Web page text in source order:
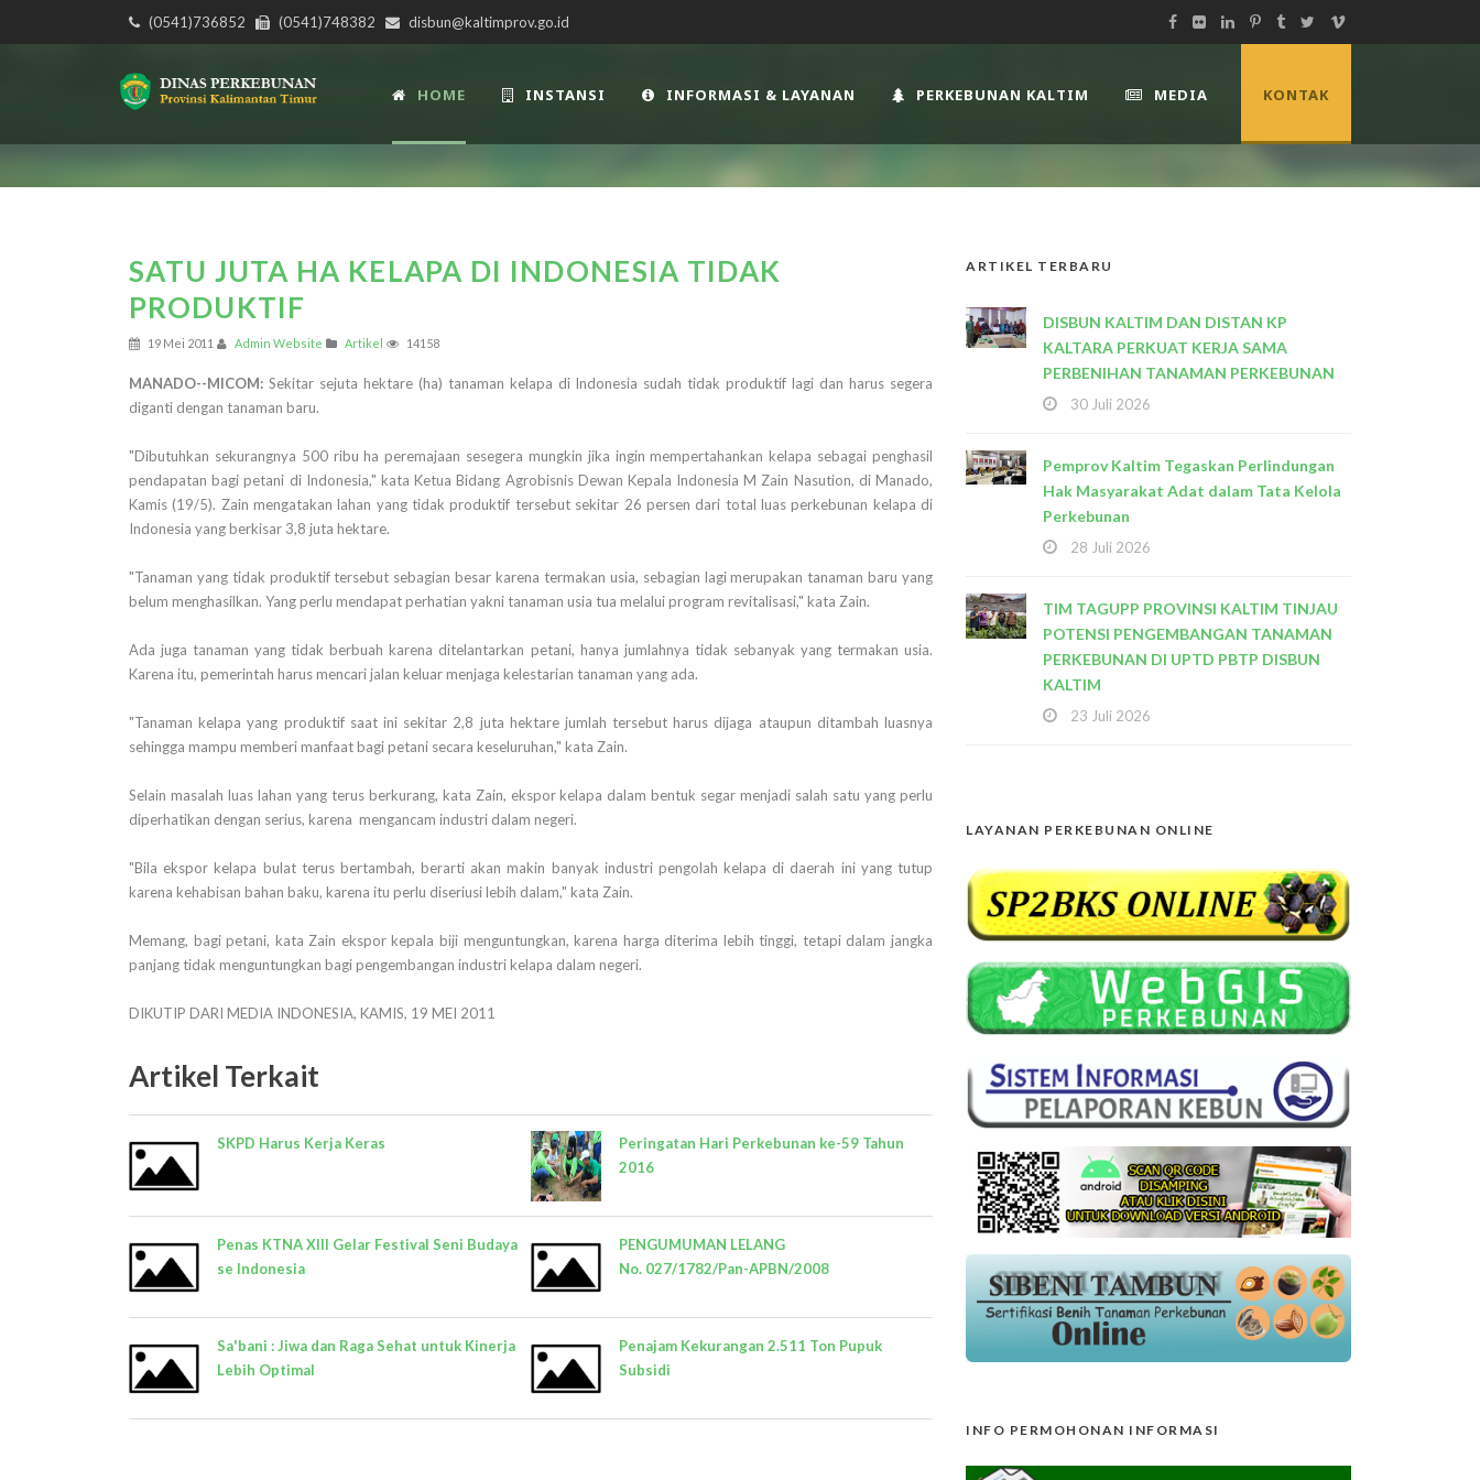
(0541)736852 (0541)748382 disbun@kaltimprov.go.id
HOME INSTANSI INFORMASI & LAYANAN PERKEBUNAN KALTIM MEDIA KONTAK
SATU JUTA HA KELAPA DI INDONESIA TIDAK
PRODUKTIF
19 Mei 2011 Admin Website Artikel 14158
MANADO--MICOM: Sekitar sejuta hektare (ha) tanaman kelapa di Indonesia sudah tidak produktif lagi dan harus segera
diganti dengan tanaman baru.
"Dibutuhkan sekurangnya 500 ribu ha peremajaan sesegera mungkin jika ingin mempertahankan kelapa sebagai penghasil
pendapatan bagi petani di Indonesia," kata Ketua Bidang Agrobisnis Dewan Kepala Indonesia M Zain Nasution, di Manado,
Kamis (19/5). Zain mengatakan lahan yang tidak produktif tersebut sekitar 26 persen dari total luas perkebunan kelapa di
Indonesia yang berkisar 3,8 juta hektare.
"Tanaman yang tidak produktif tersebut sebagian besar karena termakan usia, sebagian lagi merupakan tanaman baru yang
belum menghasilkan. Yang perlu mendapat perhatian yakni tanaman usia tua melalui program revitalisasi," kata Zain.
Ada juga tanaman yang tidak berbuah karena ditelantarkan petani, hanya jumlahnya tidak sebanyak yang termakan usia.
Karena itu, pemerintah harus mencari jalan keluar menjaga kelestarian tanaman yang ada.
"Tanaman kelapa yang produktif saat ini sekitar 2,8 juta hektare jumlah tersebut harus dijaga ataupun ditambah luasnya
sehingga mampu memberi manfaat bagi petani secara keseluruhan," kata Zain.
Selain masalah luas lahan yang terus berkurang, kata Zain, ekspor kelapa dalam bentuk segar menjadi salah satu yang perlu
diperhatikan dengan serius, karena mengancam industri dalam negeri.
"Bila ekspor kelapa bulat terus bertambah, berarti akan makin banyak industri pengolah kelapa di daerah ini yang tutup
karena kehabisan bahan baku, karena itu perlu diseriusi lebih dalam," kata Zain.
Memang, bagi petani, kata Zain ekspor kepala biji menguntungkan, karena harga diterima lebih tinggi, tetapi dalam jangka
panjang tidak menguntungkan bagi pengembangan industri kelapa dalam negeri.
DIKUTIP DARI MEDIA INDONESIA, KAMIS, 19 MEI 2011
Artikel Terkait
SKPD Harus Kerja Keras
Penas KTNA XIII Gelar Festival Seni Budaya
se Indonesia
Sa'bani : Jiwa dan Raga Sehat untuk Kinerja
Lebih Optimal
Peringatan Hari Perkebunan ke-59 Tahun
2016
PENGUMUMAN LELANG
No. 027/1782/Pan-APBN/2008
Penajam Kekurangan 2.511 Ton Pupuk
Subsidi
ARTIKEL TERBARU
DISBUN KALTIM DAN DISTAN KP
KALTARA PERKUAT KERJA SAMA
PERBENIHAN TANAMAN PERKEBUNAN
30 Juli 2026
Pemprov Kaltim Tegaskan Perlindungan
Hak Masyarakat Adat dalam Tata Kelola
Perkebunan
28 Juli 2026
TIM TAGUPP PROVINSI KALTIM TINJAU
POTENSI PENGEMBANGAN TANAMAN
PERKEBUNAN DI UPTD PBTP DISBUN
KALTIM
23 Juli 2026
LAYANAN PERKEBUNAN ONLINE
INFO PERMOHONAN INFORMASI